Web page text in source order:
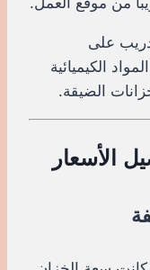
على
الكيميائية
الضيقة.
الأسعار